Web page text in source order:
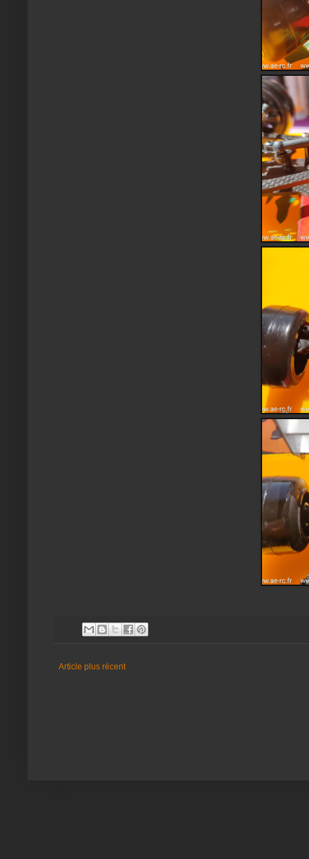
Article plus récent